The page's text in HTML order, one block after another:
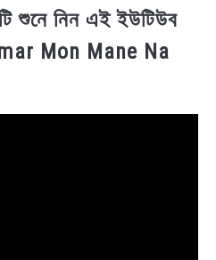
শুনে নিন এই ইউটিউব
Mon Mane Na